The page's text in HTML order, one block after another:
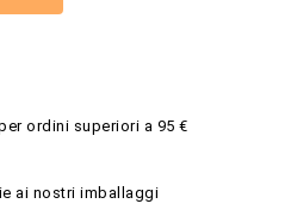
ordini superiori a 95 €
ai nostri imballaggi